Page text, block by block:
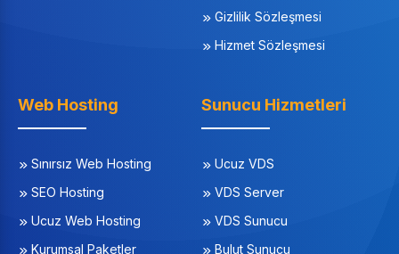
Gizlilik Sözleşmesi
Hizmet Sözleşmesi
Web Hosting
Sınırsız Web Hosting
SEO Hosting
Ucuz Web Hosting
Kurumsal Paketler
Sunucu Hizmetleri
Ucuz VDS
VDS Server
VDS Sunucu
Bulut Sunucu